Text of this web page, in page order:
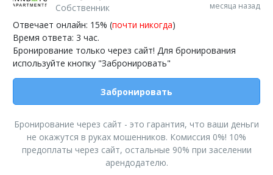
Собственник
месяца назад
Отвечает онлайн: 15% (почти никогда)
Время ответа: 3 час.
Бронирование только через сайт! Для бронирования
используйте кнопку "Забронировать"
Забронировать
Бронирование через сайт - это гарантия, что ваши деньги
не окажутся в руках мошенников. Комиссия 0%! 10%
предоплаты через сайт, остальные 90% при заселении
арендодателю.